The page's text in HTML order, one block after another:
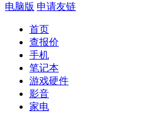
电脑版 申请友链
首页
查报价
手机
笔记本
游戏硬件
影音
家电